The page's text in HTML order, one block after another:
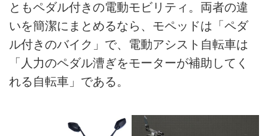
ともペダル付きの電動モビリティ。両者の違
いを簡潔にまとめるなら、モペッドは「ペダ
ル付きのバイク」で、電動アシスト自転車は
「人力のペダル漕ぎをモーターが補助してく
れる自転車」である。